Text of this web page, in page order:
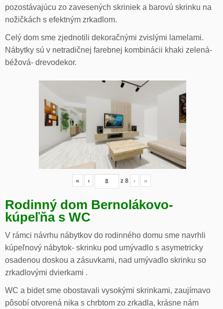
pozostávajúcu zo zavesených skriniek a barovú skrinku na
nožičkách s efektným zrkadlom.
Celý dom sme zjednotili dekoračnými zvislými lamelami.
Nábytky sú v netradičnej farebnej kombinácii khaki zelená-
béžová- drevodekor.
« ‹ z8 › »
Rodinný dom Bernolákovo-
kúpeľňa s WC
V rámci návrhu nábytkov do rodinného domu sme navrhli
kúpeľnový nábytok- skrinku pod umývadlo s asymetricky
osadenou doskou a zásuvkami, nad umývadlo skrinku so
zrkadlovými dvierkami .
WC a bidet sme obostavali vysokými skrinkami, zaujímavo
pôsobí otvorená nika s chrbtom zo zrkadla, krásne nám